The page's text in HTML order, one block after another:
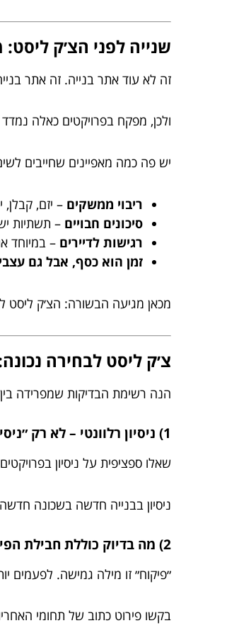
שנייה לפני הצ׳ק
זה לא עוד אתר בנייה. זה אתר
ולכן, מפקח בפרויקטים כאלה
יש פה כמה מאפיינים שחייבים
ריבוי ממשקים – יזם, קבלן,
סיכונים חבויים – תשתיות
רגישות לדיירים – במיוחד
זמן הוא כסף, אבל גם
מכאן מגיעה הבשורה: הצ׳ק ליסט
צ׳ק ליסט לבחירה נכונה: 12 דברים שבאמת חשוב
הנה רשימת הבדיקות שמפרידה
1) ניסיון רלוונטי – לא רק ״ניסיון בבנייה״
שאלו ספציפית על ניסיון
ניסיון בבנייה חדשה בשכונה חדשה
2) מה בדיוק כוללת חבילת הפיקוח?
״פיקוח״ זו מילה גמישה. לפעמים
בקשו פירוט כתוב של תחומי